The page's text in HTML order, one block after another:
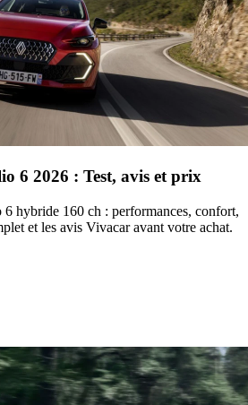
6 2026 : Test, avis et prix
hybride 160 ch : performances, confort,
et les avis Vivacar avant votre achat.